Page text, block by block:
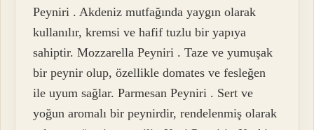
Peyniri . Akdeniz mutfağında yaygın olarak
kullanılır, kremsi ve hafif tuzlu bir yapıya
sahiptir. Mozzarella Peyniri . Taze ve yumuşak
bir peynir olup, özellikle domates ve fesleğen
ile uyum sağlar. Parmesan Peyniri . Sert ve
yoğun aromalı bir peynirdir, rendelenmiş olarak